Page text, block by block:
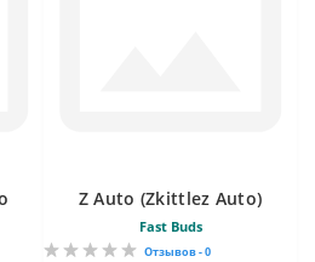
Z Auto (Zkittlez Auto)
Fast Buds
Отзывов - 0